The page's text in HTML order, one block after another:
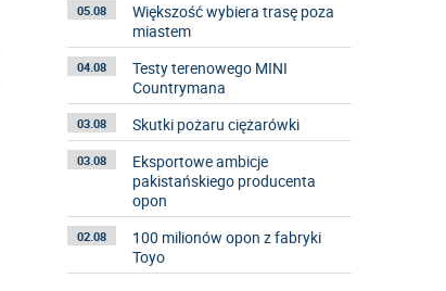
05.08
Większość wybiera trasę poza
miastem
04.08
Testy terenowego MINI
Countrymana
03.08 Skutki pożaru ciężarówki
03.08
Eksportowe ambicje
pakistańskiego producenta
opon
02.08
100 milionów opon z fabryki
Toyo